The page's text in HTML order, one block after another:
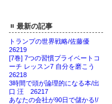
最新の記事
トランプの世界戦略/佐藤優
26219
[7巻] 7つの習慣プライベートコ
ーチ レッスン7 自分を磨こう
26218
3時間で頭が論理的になる本/出
口 汪 26217
あなたの会社が90日で儲かる!/